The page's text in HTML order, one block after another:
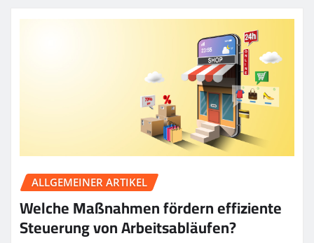
ALLGEMEINER ARTIKEL
Welche Maßnahmen fördern effiziente
Steuerung von Arbeitsabläufen?